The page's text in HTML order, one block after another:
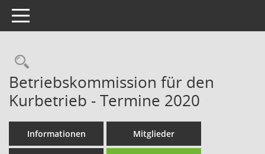
Toggle navigation
Rechercheauswahl
Betriebskommission für den
Kurbetrieb - Termine 2020
Informationen Mitglieder